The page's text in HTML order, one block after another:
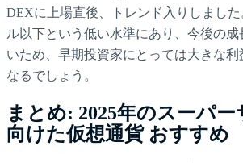
DEXに上場直後、トレンド入りしまし
ル以下という低い水準にあり、今後の成
いため、早期投資家にとっては大きな利
なるでしょう。
まとめ: 2025年のスーパ
向けた仮想通貨 おすすめ